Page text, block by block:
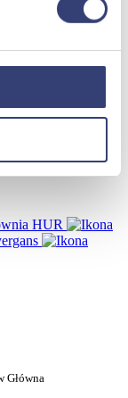
HUR
Główna